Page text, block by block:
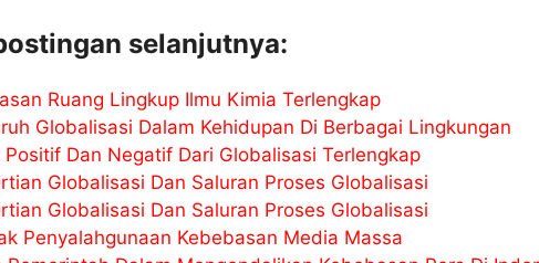
selanjutnya:
Ruang Lingkup Ilmu Kimia Terlengkap
Globalisasi Dalam Kehidupan Di Berbagai Lingkungan
Positif Dan Negatif Dari Globalisasi Terlengkap
Globalisasi Dan Saluran Proses Globalisasi
Globalisasi Dan Saluran Proses Globalisasi
Penyalahgunaan Kebebasan Media Massa